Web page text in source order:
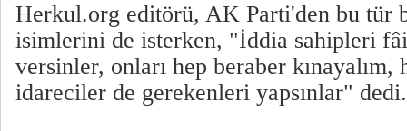
Herkul.org editörü, AK Parti'den bu tür
isimlerini de isterken, "İddia sahipleri
versinler, onları hep beraber
idareciler de gerekenleri yapsınlar" dedi.